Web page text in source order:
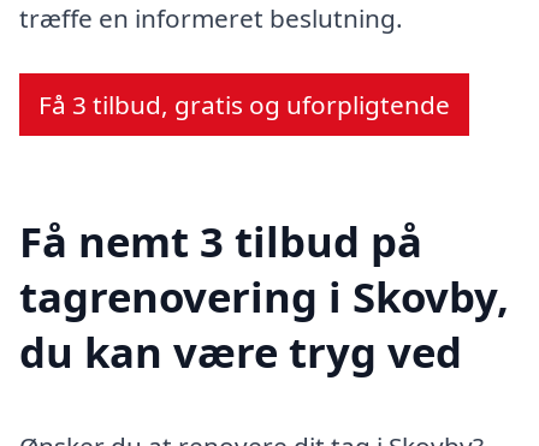
træffe en informeret beslutning.
Få 3 tilbud, gratis og uforpligtende
Få nemt 3 tilbud på
tagrenovering i Skovby,
du kan være tryg ved